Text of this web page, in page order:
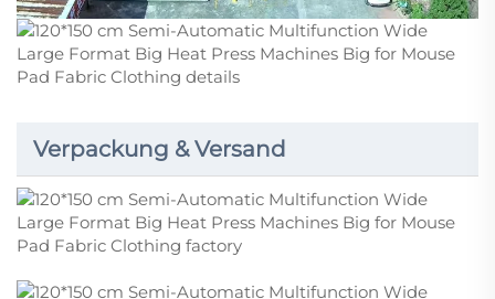
Verpackung & Versand